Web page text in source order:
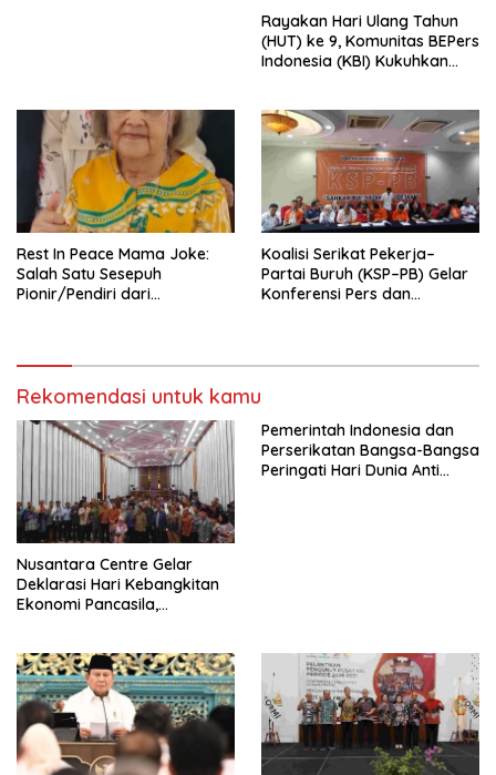
Rayakan Hari Ulang Tahun
(HUT) ke 9, Komunitas BEPers
Indonesia (KBI) Kukuhkan
Tema: “Penguatan dan
Pengembangan Organisasi
KBI yang Berbasis Riset di
seluruh Indonesia dan
Mancanegara”.
Rest In Peace Mama Joke:
Salah Satu Sesepuh
Pionir/Pendiri dari
Kasih Allah.
Koalisi Serikat Pekerja–
Partai Buruh (KSP–PB) Gelar
Konferensi Pers dan
RUU Ketenagakerjaan Baru.
Rekomendasi untuk kamu
Nusantara Centre Gelar
Deklarasi Hari Kebangkitan
Ekonomi Pancasila,
Penjajahan (Pergolakan
Ekonomi Politik Indonesia) &
Simposium Nasional “Urgensi
Undang-Undang
Perekonomian Nasional dan
Kesejahteraan Sosial dalam
Pemerintah Indonesia dan
Perserikatan Bangsa-Bangsa
Peringati Hari Dunia Anti